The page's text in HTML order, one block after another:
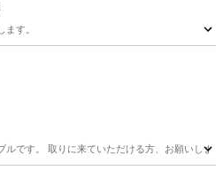
ます。
ルです。 取りに来ていただける方、お願いしま